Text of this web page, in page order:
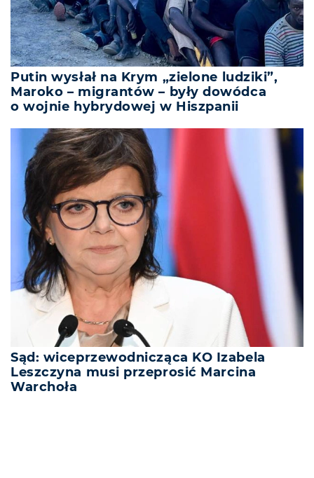
Putin wysłał na Krym „zielone ludziki”,
Maroko – migrantów – były dowódca
o wojnie hybrydowej w Hiszpanii
Sąd: wiceprzewodnicząca KO Izabela
Leszczyna musi przeprosić Marcina
Warchoła